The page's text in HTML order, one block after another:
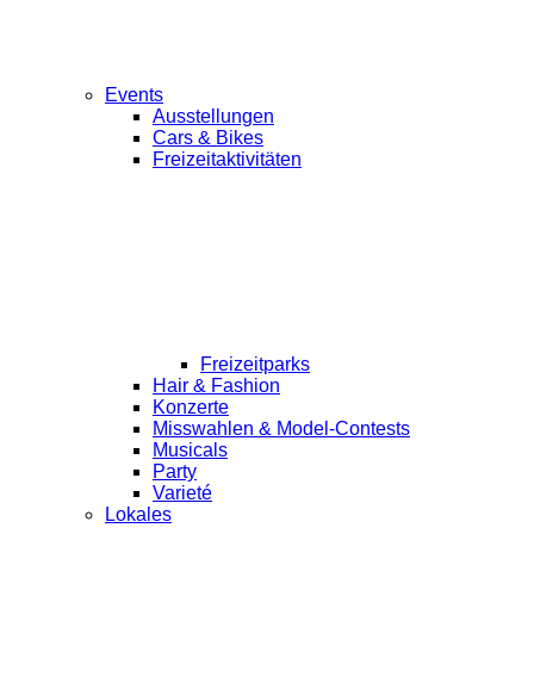
Events
Ausstellungen
Cars & Bikes
Freizeitaktivitäten
Freizeitparks
Hair & Fashion
Konzerte
Misswahlen & Model-Contests
Musicals
Party
Varieté
Lokales